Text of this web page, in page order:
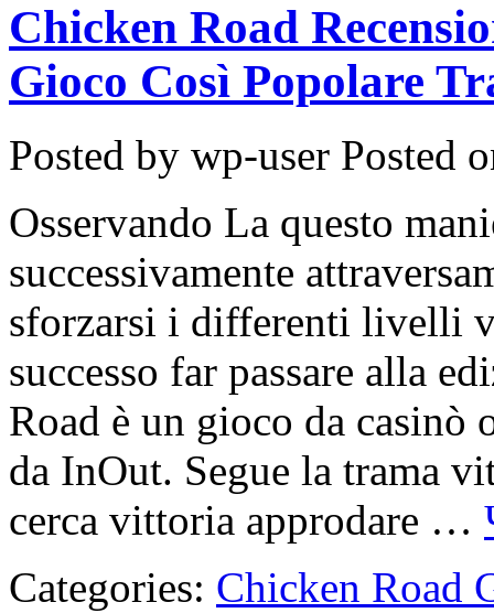
Chicken Road
Gioco Così Popolare
Posted by wp-user Posted
Osservando La questo
successivamente
sforzarsi i differenti livelli
successo far passare alla
Road è un gioco da casinò
da InOut. Segue la trama
cerca vittoria approdare …
Categories: Chicken Road